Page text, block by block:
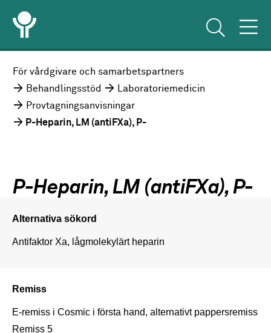
För vårdgivare och samarbetspartners
Behandlingsstöd
Laboratoriemedicin
Provtagningsanvisningar
P-Heparin, LM (antiFXa), P-
P-Heparin, LM (antiFXa), P-
Alternativa sökord
Antifaktor Xa, lågmolekylärt heparin
Remiss
E-remiss i Cosmic i första hand, alternativt pappersremiss
Remiss 5